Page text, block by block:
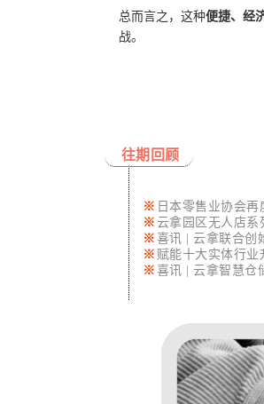
总而言之，这种便捷、经
战。
往期回顾
※ 日本零售业协会
※ 云拿园区无人店
※ 喜讯 | 云拿联合创
※ 赋能十大实体行业
※ 喜讯 | 云拿智慧仓